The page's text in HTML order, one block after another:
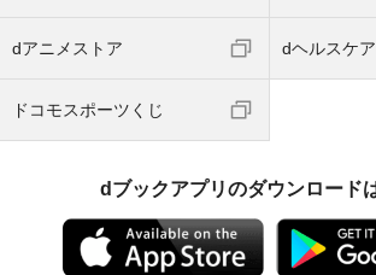
dアニメストア dヘルスケア
ドコモスポーツくじ
dブックアプリのダウンロード